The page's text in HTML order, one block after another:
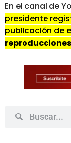
En el canal de
presidente
publicación de